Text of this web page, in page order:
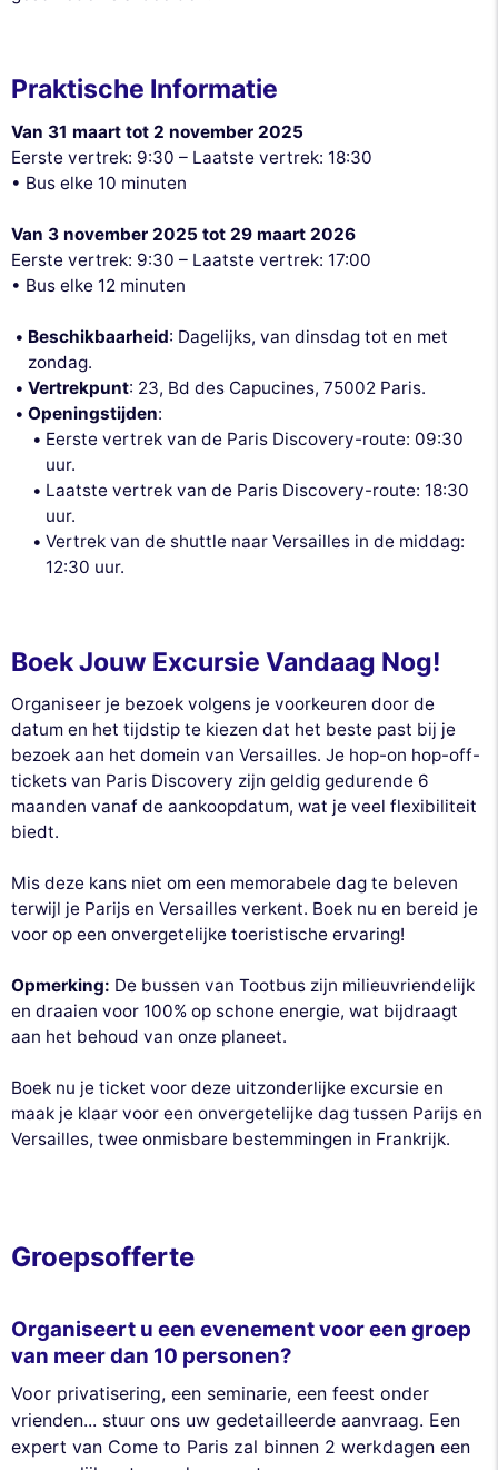
Praktische Informatie
Van 31 maart tot 2 november 2025
Eerste vertrek: 9:30 – Laatste vertrek: 18:30
• Bus elke 10 minuten
Van 3 november 2025 tot 29 maart 2026
Eerste vertrek: 9:30 – Laatste vertrek: 17:00
• Bus elke 12 minuten
Beschikbaarheid: Dagelijks, van dinsdag tot en met
zondag.
Vertrekpunt: 23, Bd des Capucines, 75002 Paris.
Openingstijden:
Eerste vertrek van de Paris Discovery-route: 09:30
uur.
Laatste vertrek van de Paris Discovery-route: 18:30
uur.
Vertrek van de shuttle naar Versailles in de middag:
12:30 uur.
Boek Jouw Excursie Vandaag Nog!
Organiseer je bezoek volgens je voorkeuren door de
datum en het tijdstip te kiezen dat het beste past bij je
bezoek aan het domein van Versailles. Je hop-on hop-off-
tickets van Paris Discovery zijn geldig gedurende 6
maanden vanaf de aankoopdatum, wat je veel flexibiliteit
biedt.
Mis deze kans niet om een memorabele dag te beleven
terwijl je Parijs en Versailles verkent. Boek nu en bereid je
voor op een onvergetelijke toeristische ervaring!
Opmerking: De bussen van Tootbus zijn milieuvriendelijk
en draaien voor 100% op schone energie, wat bijdraagt
aan het behoud van onze planeet.
Boek nu je ticket voor deze uitzonderlijke excursie en
maak je klaar voor een onvergetelijke dag tussen Parijs en
Versailles, twee onmisbare bestemmingen in Frankrijk.
Groepsofferte
Organiseert u een evenement voor een groep
van meer dan 10 personen?
Voor privatisering, een seminarie, een feest onder
vrienden... stuur ons uw gedetailleerde aanvraag. Een
expert van Come to Paris zal binnen 2 werkdagen een